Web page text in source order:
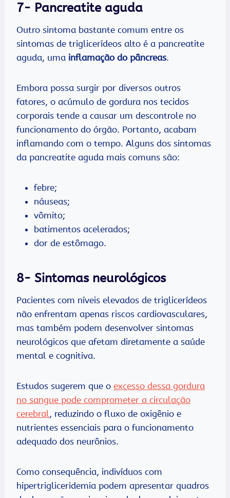
7- Pancreatite aguda
Outro sintoma bastante comum entre os
sintomas de triglicerídeos alto é a pancreatite
aguda, uma inflamação do pâncreas.
Embora possa surgir por diversos outros
fatores, o acúmulo de gordura nos tecidos
corporais tende a causar um descontrole no
funcionamento do órgão. Portanto, acabam
inflamando com o tempo. Alguns dos sintomas
da pancreatite aguda mais comuns são:
febre;
náuseas;
vômito;
batimentos acelerados;
dor de estômago.
8- Sintomas neurológicos
Pacientes com níveis elevados de triglicerídeos
não enfrentam apenas riscos cardiovasculares,
mas também podem desenvolver sintomas
neurológicos que afetam diretamente a saúde
mental e cognitiva.
Estudos sugerem que o excesso dessa gordura
no sangue pode comprometer a circulação
cerebral, reduzindo o fluxo de oxigênio e
nutrientes essenciais para o funcionamento
adequado dos neurônios.
Como consequência, indivíduos com
hipertrigliceridemia podem apresentar quadros